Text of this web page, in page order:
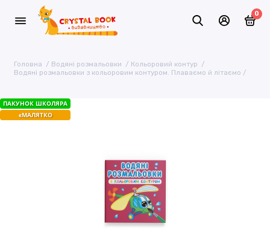
0
Головна Водяні розмальовки
Кольоровий контур
Водяні розмальовки з кольоровим контуром. Плаваємо й літаємо
ПАКУНОК ШКОЛЯРА
єМАЛЯТКО